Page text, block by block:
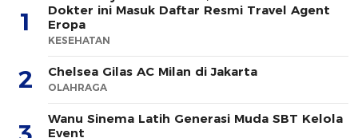
1
Dokter ini Masuk Daftar Resmi Travel Agent
Eropa
KESEHATAN
2 Chelsea Gilas AC Milan di Jakarta
OLAHRAGA
Wanu Sinema Latih Generasi Muda SBT Kelola
Event